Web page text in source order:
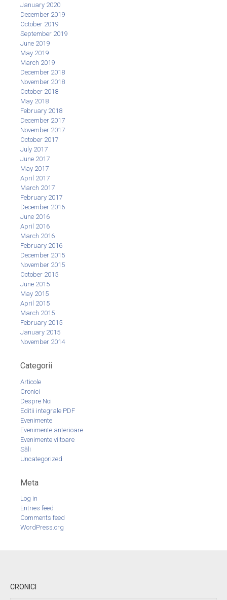
January 2020
December 2019
October 2019
September 2019
June 2019
May 2019
March 2019
December 2018
November 2018
October 2018
May 2018
February 2018
December 2017
November 2017
October 2017
July 2017
June 2017
May 2017
April 2017
March 2017
February 2017
December 2016
June 2016
April 2016
March 2016
February 2016
December 2015
November 2015
October 2015
June 2015
May 2015
April 2015
March 2015
February 2015
January 2015
November 2014
Categorii
Articole
Cronici
Despre Noi
Editii integrale PDF
Evenimente
Evenimente anterioare
Evenimente viitoare
Săli
Uncategorized
Meta
Log in
Entries feed
Comments feed
WordPress.org
CRONICI